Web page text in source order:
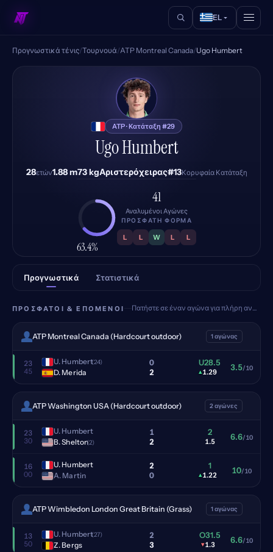
EL
Προγνωστικά τένις/Τουρνουά/ATP Montreal Canada/Ugo Humbert
UH
ATP · Κατάταξη #29
Ugo Humbert
28ετών1.88 m73 kgΑριστερόχειρας#13Κορυφαία Κατάταξη
63.4%
41
Αναλυμένοι Αγώνες
ΠΡΌΣΦΑΤΗ ΦΌΡΜΑ
L L W L L
Προγνωστικά Στατιστικά
ΠΡΌΣΦΑΤΟΙ & ΕΠΌΜΕΝΟΙ Πατήστε σε έναν αγώνα για πλήρη ανάλυση
ATP Montreal Canada (Hardcourt outdoor) 1 αγώνας
23
45
U. Humbert(24)
D. Merida
0
2
U28.5
▴1.29 3.5/10
ATP Washington USA (Hardcourt outdoor) 2 αγώνες
23
30
U. Humbert
B. Shelton(2)
1
2
2
1.5 6.6/10
16
00
U. Humbert
A. Martin
2
0
1
▴1.22 10/10
ATP Wimbledon London Great Britain (Grass) 1 αγώνας
13
50
U. Humbert(27)
Z. Bergs
2
3
O31.5
▾1.3 6.6/10